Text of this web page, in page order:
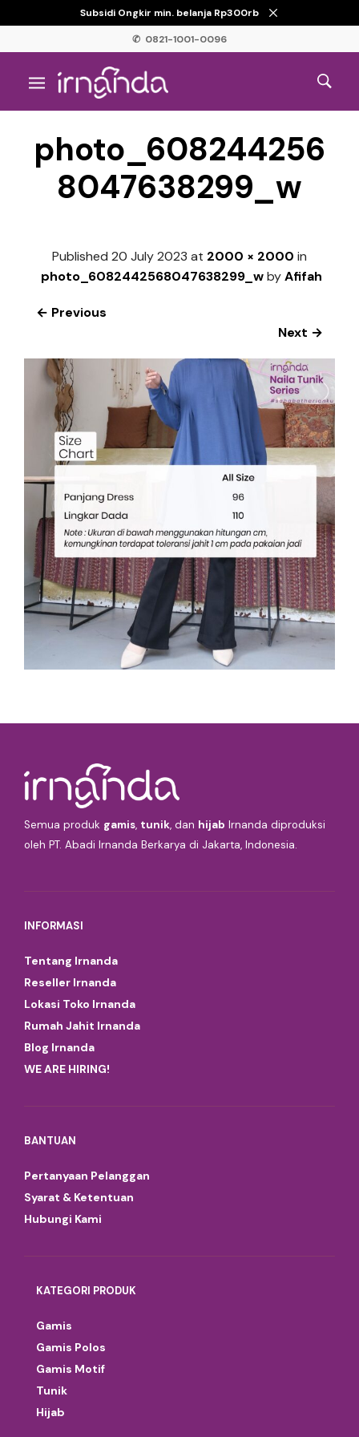
Subsidi Ongkir min. belanja Rp300rb
✆ 0821-1001-0096
photo_608244256
8047638299_w
Published 20 July 2023 at 2000 × 2000 in
photo_6082442568047638299_wbyAfifah
← Previous
Next →
Semua produk gamis, tunik, dan hijab Irnanda diproduksi
oleh PT. Abadi Irnanda Berkarya di Jakarta, Indonesia.
INFORMASI
Tentang Irnanda
Reseller Irnanda
Lokasi Toko Irnanda
Rumah Jahit Irnanda
Blog Irnanda
WE ARE HIRING!
BANTUAN
Pertanyaan Pelanggan
Syarat & Ketentuan
Hubungi Kami
KATEGORI PRODUK
Gamis
Gamis Polos
Gamis Motif
Tunik
Hijab